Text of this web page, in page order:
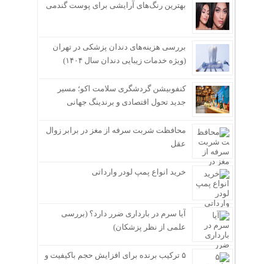
بهترین رنگ‌های آرایشی برای پوست گندمی
بررسی هزینه‌های دندان پزشکی در تهران
(ویژه خدمات زیبایی دندان سال ۱۴۰۴)
کنفوبیشن گردشگری سلامت اکو؛ مسیر
جدید تحول اقتصادی و برندینگ جهانی
محافظت شربت سرفه از مغز در برابر زوال
عقل
خرید انواع پمپ لودر وارداتی
آیا سرم در بارداری ضرر دارد؟ (بررسی
علمی از نظر پزشکان)
۵ ترکیب برنده برای افزایش حجم باکیفیت و